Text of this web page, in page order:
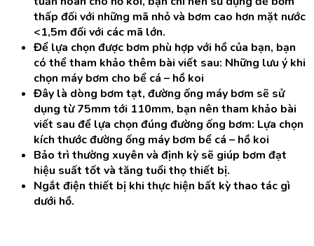
thấp đối với những mã nhỏ và bơm cao hơn mặt nước
<1,5m đối với các mã lớn.
Để lựa chọn được bơm phù hợp với hồ của bạn, bạn
có thể tham khảo thêm bài viết sau: Những lưu ý khi
chọn máy bơm cho bể cá – hồ koi
Đây là dòng bơm tạt, đường ống máy bơm sẽ sử
dụng từ 75mm tới 110mm, bạn nên tham khảo bài
viết sau để lựa chọn đúng đường ống bơm: Lựa chọn
kích thước đường ống máy bơm bể cá – hồ koi
Bảo trì thường xuyên và định kỳ sẽ giúp bơm đạt
hiệu suất tốt và tăng tuổi thọ thiết bị.
Ngắt điện thiết bị khi thực hiện bất kỳ thao tác gì
dưới hồ.